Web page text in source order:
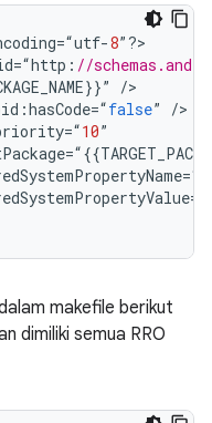
=“utf-8” ?>
=“http : //
}}” /
:hasCode=“false” /
=“10”
=“{{
=“
=
makefile berikut
dimiliki semua RRO